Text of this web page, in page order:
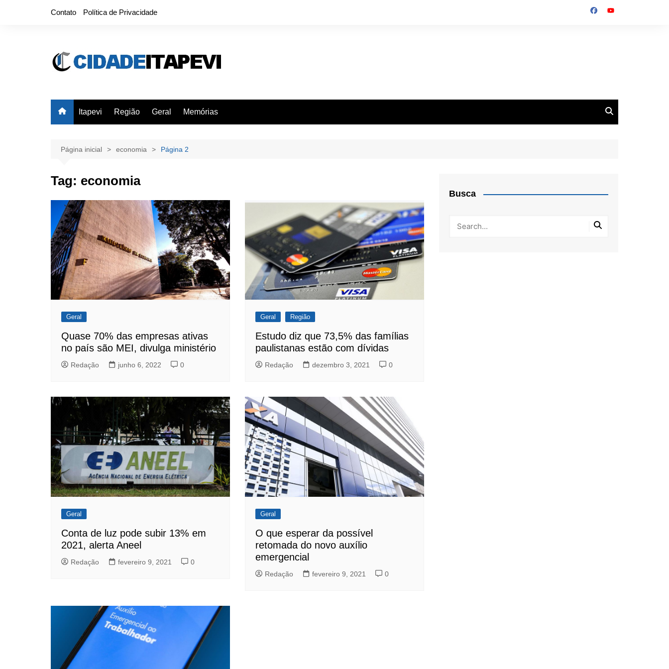
Contato Política de Privacidade
Itapevi Região Geral Memórias
Página inicial economia Página 2
Tag: economia
Geral
Quase 70% das empresas ativas
no país são MEI, divulga ministério
Redação junho 6, 2022 0
Geral Região
Estudo diz que 73,5% das famílias
paulistanas estão com dívidas
Redação dezembro 3, 2021 0
Geral
Conta de luz pode subir 13% em
2021, alerta Aneel
Redação fevereiro 9, 2021 0
Geral
O que esperar da possível
retomada do novo auxílio
emergencial
Redação fevereiro 9, 2021 0
Busca